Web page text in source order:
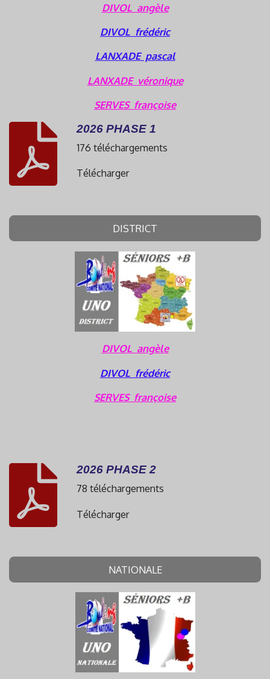
DIVOL angèle
DIVOL frédéric
LANXADE pascal
LANXADE véronique
SERVES françoise
2026 PHASE 1
176 téléchargements
Télécharger
DISTRICT
DIVOL angèle
DIVOL frédéric
SERVES françoise
2026 PHASE 2
78 téléchargements
Télécharger
NATIONALE